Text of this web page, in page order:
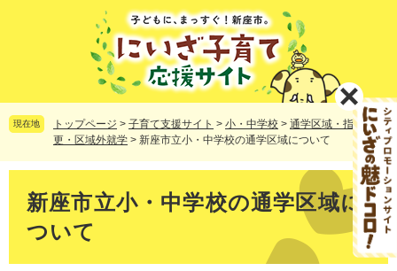
頭
で
飛
ば現在地 トップページ > 子育て支援サイト > 小・中学校 > 通学区域・指定校変
更・区域外就学 > 新座市立小・中学校の通学区域について
新座市立小・中学校の通学区域に
ついて